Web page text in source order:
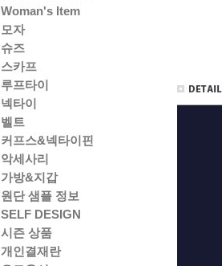
Woman's Item
모자
슈즈
스카프
루프타이
넥타이
벨트
커프스&넥타이핀
악세사리
가방&지갑
원단 샘플 정보
SELF DESIGN
시즌 상품
개인결재란